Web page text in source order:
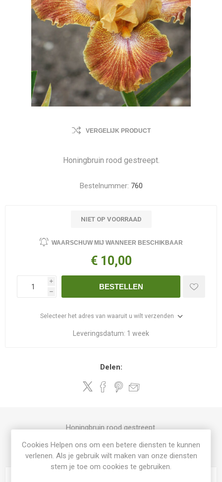
VERGELIJK PRODUCT
Honingbruin rood gestreept.
Bestelnummer: 760
NIET OP VOORRAAD
WAARSCHUW MIJ WANNEER BESCHIKBAAR
€ 10,00
i
h
BESTELLEN
Selecteer het adres van waaruit u wilt verzenden
Leveringsdatum: 1 week
Delen:
Honingbruin rood gestreept.
PRODUCT SPECIFICATIES
Cookies Helpen ons om een betere diensten te kunnen
verlenen. Als je gebruik wilt maken van onze diensten
stem je toe om cookies te gebruiken.